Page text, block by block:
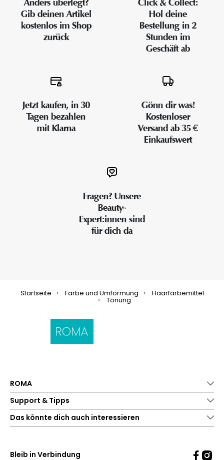
Anders überlegt?
Gib deinen Artikel
kostenlos im Shop
zurück
Click & Collect:
Hol deine
Bestellung in 2
Stunden im
Geschäft ab
Jetzt kaufen, in 30
Tagen bezahlen
mit Klarna
Gönn dir was!
Kostenloser
Versand ab 35 €
Einkaufswert
Fragen? Unsere
Beauty-
Expert:innen sind
für dich da
Startseite Farbe und Umformung Haarfärbemittel
Tönung
Support & Tipps